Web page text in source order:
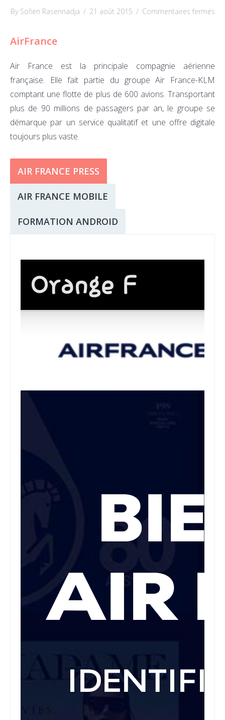
By Sofien Rasennadja / 21 août 2015 / Commentaires ferméssur
AirFrance
Air France est la principale compagnie aérienne
française. Elle fait partie du groupe Air France-KLM
comptant une flotte de plus de 600 avions. Transportant
plus de 90 millions de passagers par an, le groupe se
démarque par un service qualitatif et une offre digitale
toujours plus vaste.
AIR FRANCE PRESS
AIR FRANCE MOBILE
FORMATION ANDROID